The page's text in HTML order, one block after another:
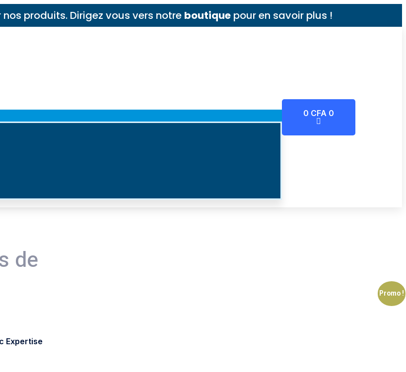
produits. Dirigez vous vers notre boutique pour en savoir plus !
0 CFA 0
de
Promo !
Expertise